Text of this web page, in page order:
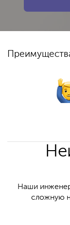
Наши
сложную